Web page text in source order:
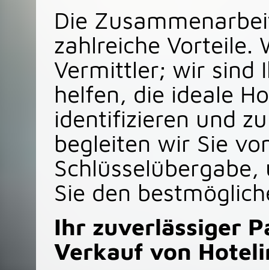
Die
zahlreiche Vorteile.
Vermittler; wir sind
helfen, die ideale
identifizieren und
begleiten wir Sie
Sie den
Ihr zuverlässiger
Verkauf von